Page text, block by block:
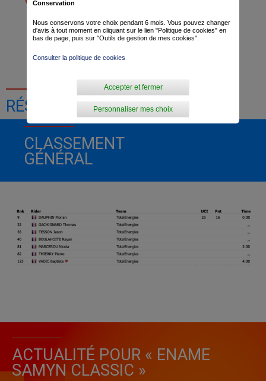
Dominique Arnould
RÉSULTATS DE LA COURSE
CLASSEMENT
GÉNÉRAL
ACTUALITÉ POUR « ENAME
SAMYN CLASSIC »
Conservation
Nous conservons votre choix pendant 6 mois. Vous pouvez changer
d'avis à tout moment en cliquant sur le lien "Politique de cookies" en
bas de page, puis sur "Outils de gestion de mes cookies".
Consulter la politique de cookies
Personnaliser mes choix
Accepter et fermer